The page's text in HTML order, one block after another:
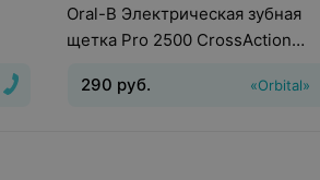
Oral-B Электрическая зубная
щетка Pro 2500 CrossAction
«Orbital»
290 руб.